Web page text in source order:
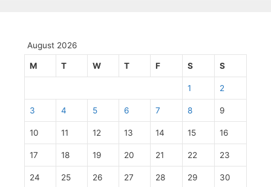
August 2026
M T W T F S S
1 2
3 4 5 6 7 8 9
10 11 12 13 14 15 16
17 18 19 20 21 22 23
24 25 26 27 28 29 30